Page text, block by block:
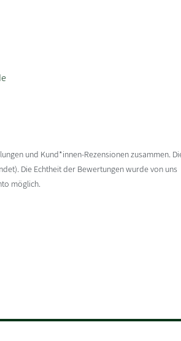
und Kund*innen-Rezensionen zusammen.
Die Echtheit der Bewertungen wurde von uns
möglich.